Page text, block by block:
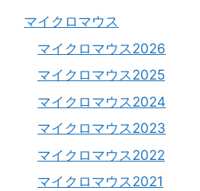
マイクロマウス
マイクロマウス2026
マイクロマウス2025
マイクロマウス2024
マイクロマウス2023
マイクロマウス2022
マイクロマウス2021